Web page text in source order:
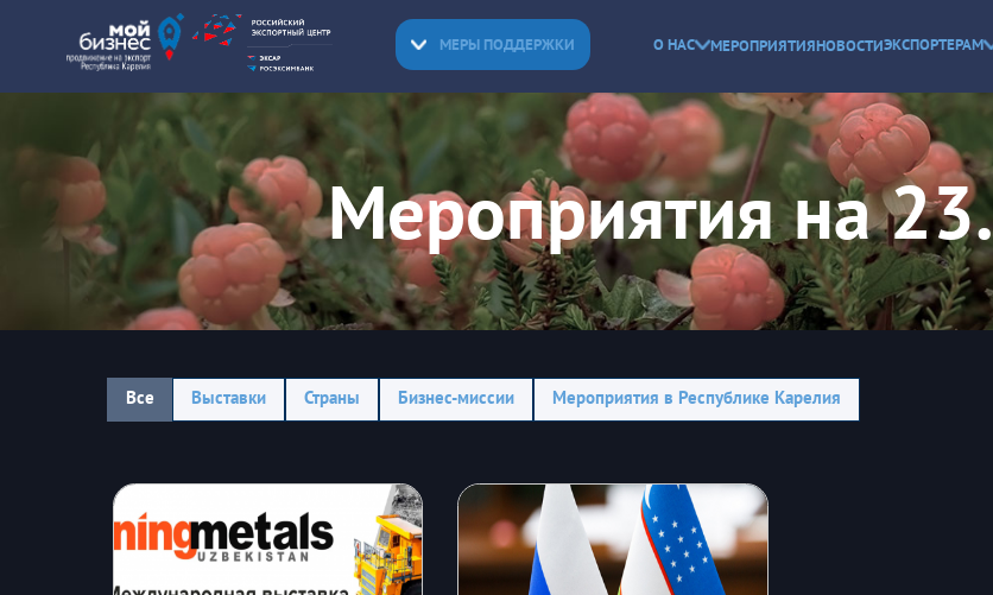
МЕРЫ ПОДДЕРЖКИ О НАС МЕРОПРИЯТИЯНОВОСТИЭКСПОРТЕРАМ
Мероприятия на
Все Выставки Страны Бизнес-миссии Мероприятия в Республике Карелия